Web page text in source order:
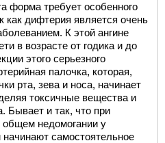
форма требует особенного
как дифтерия является очень
К этой ангине
в возрасте от годика и до
этого серьезного
палочка, которая,
рта, зева и носа, начинает
токсичные вещества и
Бывает и так, что при
недомогании у
самостоятельное